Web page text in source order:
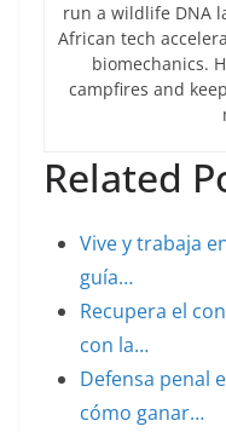
run a wildlife DNA
African tech
biomechanics.
campfires and
Related
Vive y trabaja
guía…
Recupera el
con la…
Defensa penal
cómo ganar…